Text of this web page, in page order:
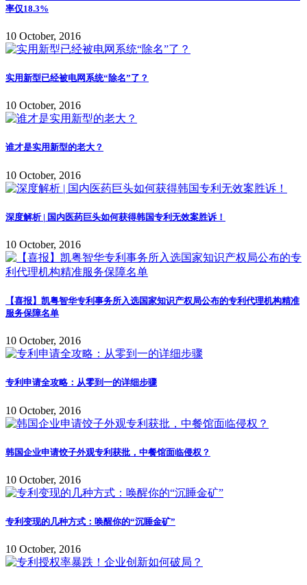
率仅18.3%
10 October, 2016
实用新型已经被电网系统“除名”了？
10 October, 2016
谁才是实用新型的老大？
10 October, 2016
深度解析 | 国内医药巨头如何获得韩国专利无效案胜诉！
10 October, 2016
【喜报】凯粤智华专利事务所入选国家知识产权局公布的专利代理机构精准
服务保障名单
10 October, 2016
专利申请全攻略：从零到一的详细步骤
10 October, 2016
韩国企业申请饺子外观专利获批，中餐馆面临侵权？
10 October, 2016
专利变现的几种方式：唤醒你的“沉睡金矿”
10 October, 2016